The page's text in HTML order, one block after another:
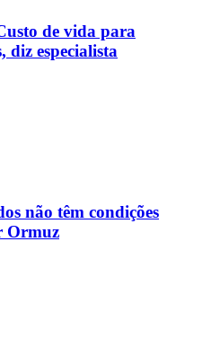
de vida para
diz especialista
não têm condições
Ormuz